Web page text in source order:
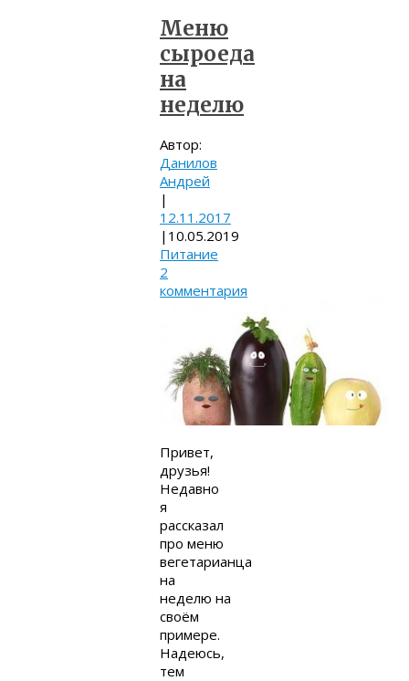
Меню
сыроеда
на
неделю
Автор:
Данилов
Андрей
|
12.11.2017
| 10.05.2019
Питание
2
комментария
Привет,
друзья!
Недавно
я
рассказал
про меню
вегетарианца
на
неделю на
своём
примере.
Надеюсь,
тем